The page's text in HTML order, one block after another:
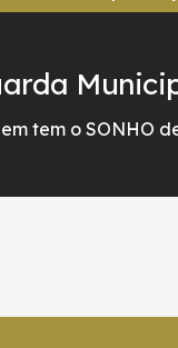
tem o SONHO